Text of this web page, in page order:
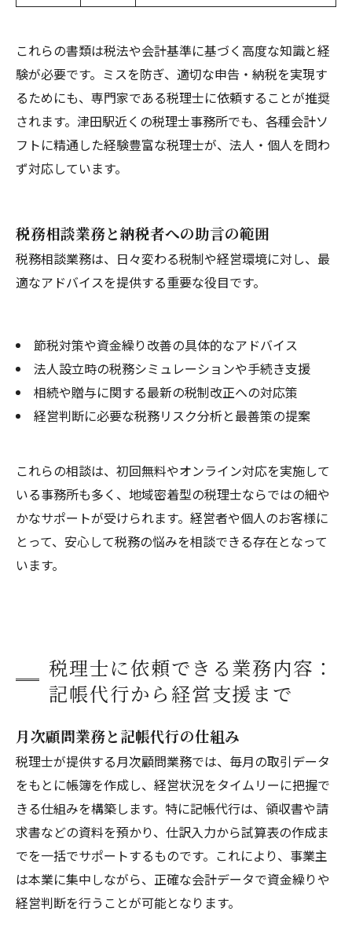
これらの書類は税法や会計基準に基づく高度な知識と経
験が必要です。ミスを防ぎ、適切な申告・納税を実現す
るためにも、専門家である税理士に依頼することが推奨
されます。津田駅近くの税理士事務所でも、各種会計ソ
フトに精通した経験豊富な税理士が、法人・個人を問わ
ず対応しています。
税務相談業務と納税者への助言の範囲
税務相談業務は、日々変わる税制や経営環境に対し、最
適なアドバイスを提供する重要な役目です。
節税対策や資金繰り改善の具体的なアドバイス
法人設立時の税務シミュレーションや手続き支援
相続や贈与に関する最新の税制改正への対応策
経営判断に必要な税務リスク分析と最善策の提案
これらの相談は、初回無料やオンライン対応を実施して
いる事務所も多く、地域密着型の税理士ならではの細や
かなサポートが受けられます。経営者や個人のお客様に
とって、安心して税務の悩みを相談できる存在となって
います。
税理士に依頼できる業務内容：
記帳代行から経営支援まで
月次顧問業務と記帳代行の仕組み
税理士が提供する月次顧問業務では、毎月の取引データ
をもとに帳簿を作成し、経営状況をタイムリーに把握で
きる仕組みを構築します。特に記帳代行は、領収書や請
求書などの資料を預かり、仕訳入力から試算表の作成ま
でを一括でサポートするものです。これにより、事業主
は本業に集中しながら、正確な会計データで資金繰りや
経営判断を行うことが可能となります。